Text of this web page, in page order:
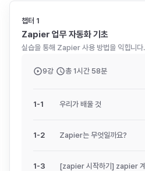
챕터 1
Zapier 업무 자동화 기초
실습을 통해 Zapier 사용 방법을 익힙니다.
9강 총 1시간 58분
1-1 우리가 배울 것
1-2 Zapier는 무엇일까요?
1-3 [zapier 시작하기] zapier